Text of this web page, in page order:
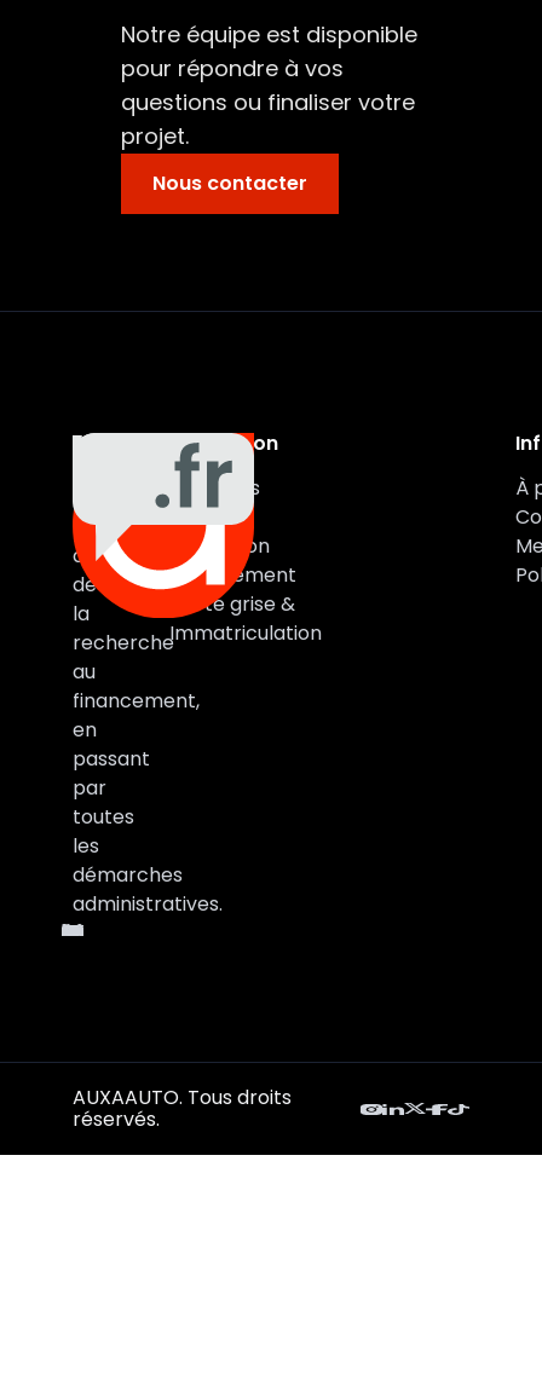
Notre équipe est disponible
pour répondre à vos
questions ou finaliser votre
projet.
Nous contacter
Auto
vous
accompagne
de
la
recherche
au
financement,
en
passant
par
toutes
les
démarches
administratives.
Navigation
Véhicules
Marques
Estimation
Financement
Carte grise &
Immatriculation
À
AUXAAUTO. Tous droits
réservés.